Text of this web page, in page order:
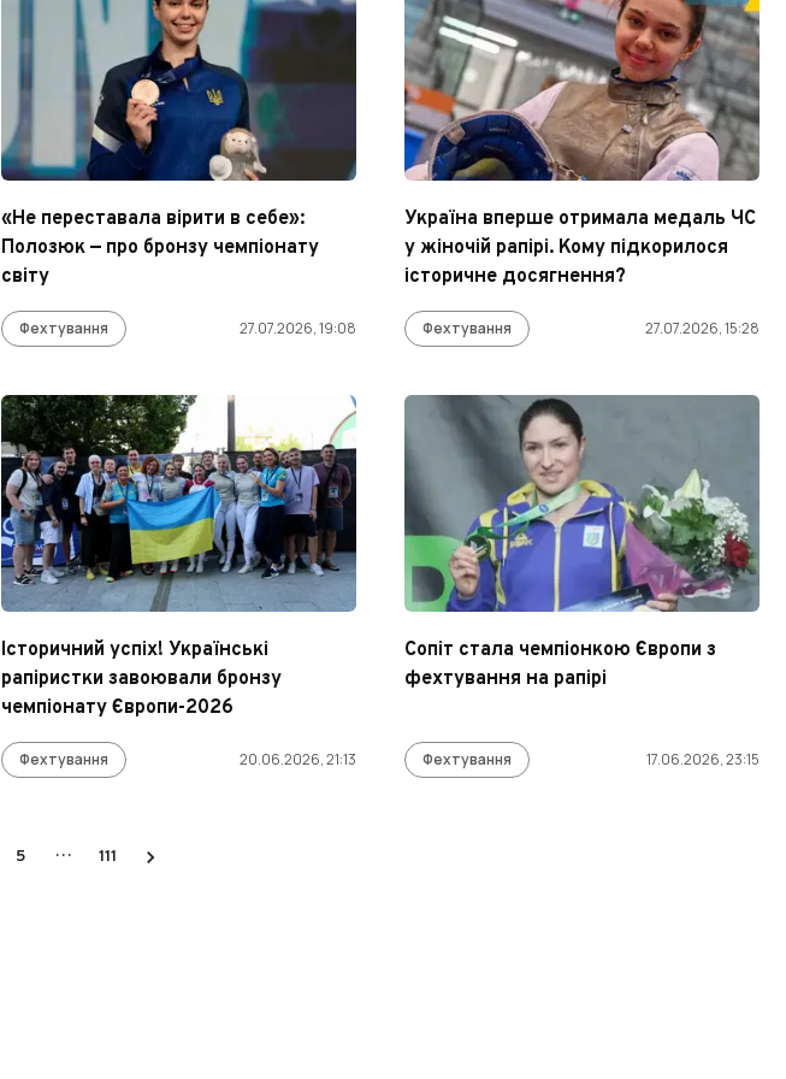
«Не переставала вірити в себе»:
Полозюк — про бронзу чемпіонату
світу
Фехтування 27.07.2026, 19:08
Україна вперше отримала медаль ЧС
у жіночій рапірі. Кому підкорилося
історичне досягнення?
Фехтування 27.07.2026, 15:28
Історичний успіх! Українські
рапіристки завоювали бронзу
чемпіонату Європи-2026
Фехтування 20.06.2026, 21:13
Сопіт стала чемпіонкою Європи з
фехтування на рапірі
Фехтування 17.06.2026, 23:15
5 … 111